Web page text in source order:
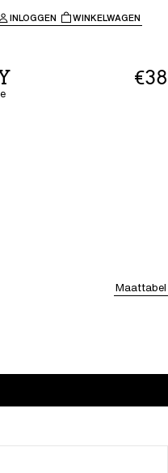
INLOGGEN WINKELWAGEN
€38
Maattabel